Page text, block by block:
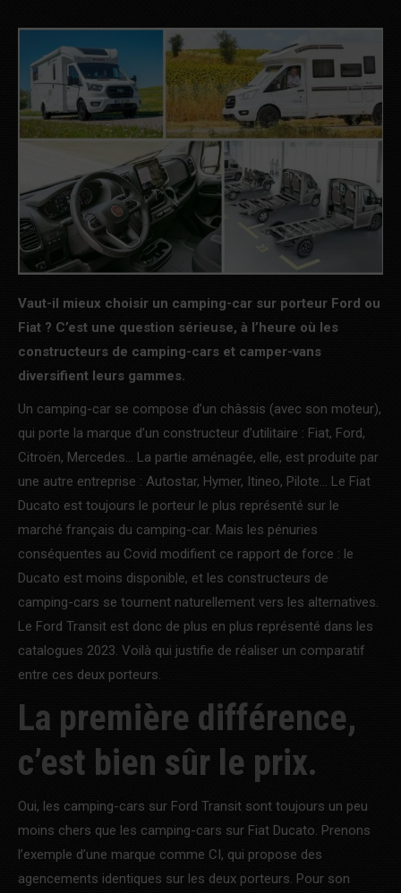
Vaut-il mieux choisir un camping-car sur porteur Ford ou
Fiat ? C’est une question sérieuse, à l’heure où les
constructeurs de camping-cars et camper-vans
diversifient leurs gammes.
Un camping-car se compose d’un châssis (avec son moteur),
qui porte la marque d’un constructeur d’utilitaire : Fiat, Ford,
Citroën, Mercedes… La partie aménagée, elle, est produite par
une autre entreprise : Autostar, Hymer, Itineo, Pilote… Le Fiat
Ducato est toujours le porteur le plus représenté sur le
marché français du camping-car. Mais les pénuries
conséquentes au Covid modifient ce rapport de force : le
Ducato est moins disponible, et les constructeurs de
camping-cars se tournent naturellement vers les alternatives.
Le Ford Transit est donc de plus en plus représenté dans les
catalogues 2023. Voilà qui justifie de réaliser un comparatif
entre ces deux porteurs.
La première différence,
c’est bien sûr le prix.
Oui, les camping-cars sur Ford Transit sont toujours un peu
moins chers que les camping-cars sur Fiat Ducato. Prenons
l’exemple d’une marque comme CI, qui propose des
agencements identiques sur les deux porteurs. Pour son